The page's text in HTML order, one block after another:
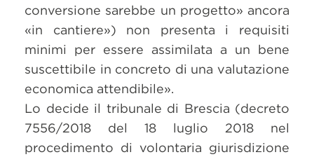
conversione sarebbe un progetto» ancora
«in cantiere») non presenta i requisiti
minimi per essere assimilata a un bene
suscettibile in concreto di una valutazione
economica attendibile».
Lo decide il tribunale di Brescia (decreto
7556/2018 del 18 luglio 2018 nel
procedimento di volontaria giurisdizione